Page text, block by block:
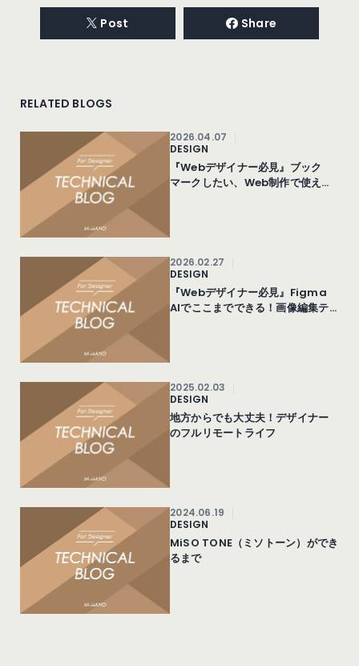
Post Share
RELATED BLOGS
2026.04.07
DESIGN
『Webデザイナー必見』ブック
マークしたい、Web制作で使える
2026.02.27
DESIGN
『Webデザイナー必見』Figma
AIでここまでできる！画像編集テ
2025.02.03
DESIGN
地方からでも大丈夫！デザイナー
のフルリモートライフ
2024.06.19
DESIGN
MiSO TONE（ミソトーン）ができ
るまで